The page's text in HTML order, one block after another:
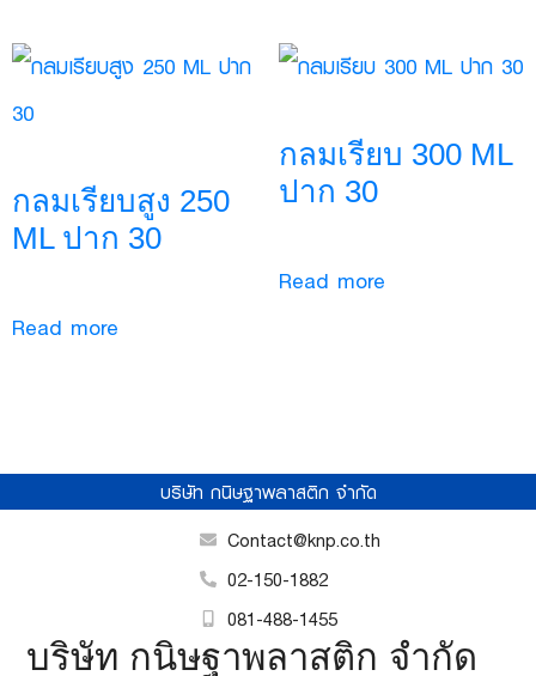
กลมเรียบสูง 250
ML ปาก 30
Read more
กลมเรียบ 300 ML
ปาก 30
Read more
บริษัท กนิษฐาพลาสติก จำกัด
Contact@knp.co.th
02-150-1882
081-488-1455
บริษัท กนิษฐาพลาสติก จำกัด